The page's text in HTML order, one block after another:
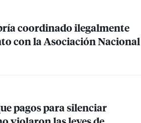
coordinado ilegalmente
con la Asociación Nacional
pagos para silenciar